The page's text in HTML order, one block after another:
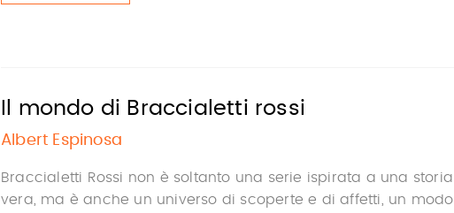
Il mondo di Braccialetti rossi
Albert Espinosa
Braccialetti Rossi non è soltanto una serie ispirata a una storia
vera, ma è anche un universo di scoperte e di affetti, un modo